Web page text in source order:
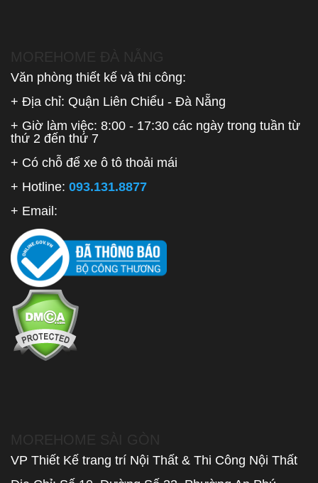
Văn phòng thiết kế và thi công:
+ Địa chỉ: Quận Liên Chiểu - Đà Nẵng
+ Giờ làm việc: 8:00 - 17:30 các ngày trong tuần từ
thứ 2 đến thứ 7
+ Có chỗ để xe ô tô thoải mái
+ Hotline: 093.131.8877
+ Email:
VP Thiết Kế trang trí Nội Thất & Thi Công Nội Thất